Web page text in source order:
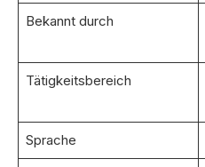
Bekannt durch
Tätigkeitsbereich
Sprache